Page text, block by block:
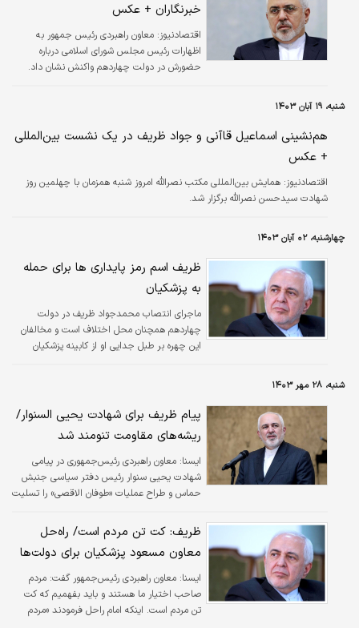
خبرنگاران + عکس
اقتصادنیوز: معاون راهبردی رئیس جمهور به
اظهارات رئیس مجلس شورای اسلامی درباره
حضورش در دولت چهاردهم واکنش نشان داد.
شنبه، ۱۹ آبان ۱۴۰۳
هم‌نشینی اسماعیل قاآنی و جواد ظریف در یک نشست بین‌المللی
+ عکس
اقتصادنیوز: همایش بین‌المللی مکتب نصرالله امروز شنبه همزمان با چهلمین روز
شهادت سیدحسن نصرالله برگزار شد.
چهارشنبه، ۰۲ آبان ۱۴۰۳
ظریف اسم رمز پایداری ها برای حمله
به پزشکیان
ماجرای انتصاب محمدجواد ظریف در دولت
چهاردهم همچنان محل اختلاف است و مخالفان
این چهره بر طبل جدایی او از کابینه پزشکیان
بهانه‌ای برای «مخالفت» با «دولت چهاردهم» است.
شنبه، ۲۸ مهر ۱۴۰۳
پیام ظریف برای شهادت یحیی السنوار/
ریشه‌های مقاومت تنومند شد
ايسنا: معاون راهبردی رئیس‌جمهوری در پیامی
شهادت یحیی سنوار رئیس دفتر سیاسی جنبش
حماس و طراح عملیات «طوفان الاقصی» را تسلیت
ظریف: کت تن مردم است/ راه‌حل
معاون مسعود پزشکیان برای دولت‌ها
ايسنا: معاون راهبردی رئیس‌جمهور گفت: مردم
صاحب اختیار ما هستند و باید بفهمیم که کت
تن مردم است. اینکه امام راحل فرمودند «مردم